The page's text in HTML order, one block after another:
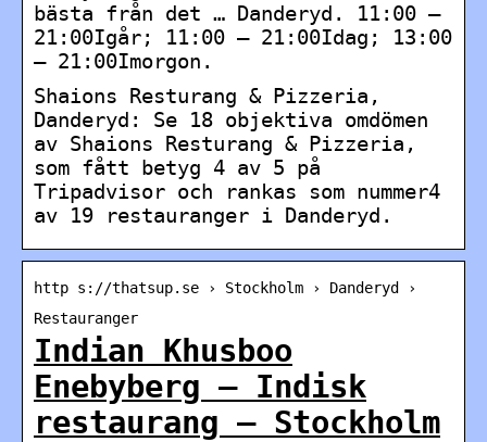
bästa från det … Danderyd. 11:00 –
21:00Igår; 11:00 – 21:00Idag; 13:00
– 21:00Imorgon.
Shaions Resturang & Pizzeria,
Danderyd: Se 18 objektiva omdömen
av Shaions Resturang & Pizzeria,
som fått betyg 4 av 5 på
Tripadvisor och rankas som nummer4
av 19 restauranger i Danderyd.
http s://thatsup.se › Stockholm › Danderyd ›
Restauranger
Indian Khusboo
Enebyberg – Indisk
restaurang – Stockholm